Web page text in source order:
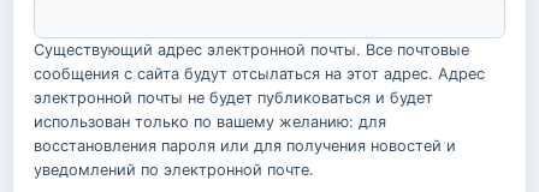
Существующий адрес электронной почты. Все почтовые
сообщения с сайта будут отсылаться на этот адрес. Адрес
электронной почты не будет публиковаться и будет
использован только по вашему желанию: для
восстановления пароля или для получения новостей и
уведомлений по электронной почте.